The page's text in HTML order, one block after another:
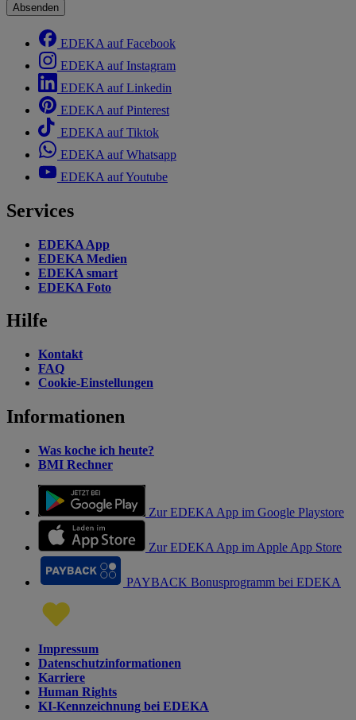
Absenden
EDEKA auf Facebook
EDEKA auf Instagram
EDEKA auf Linkedin
EDEKA auf Pinterest
EDEKA auf Tiktok
EDEKA auf Whatsapp
EDEKA auf Youtube
Services
EDEKA App
EDEKA Medien
EDEKA smart
EDEKA Foto
Hilfe
Kontakt
FAQ
Cookie-Einstellungen
Informationen
Was koche ich heute?
BMI Rechner
Zur EDEKA App im Google Playstore
Zur EDEKA App im Apple App Store
PAYBACK Bonusprogramm bei EDEKA
Impressum
Datenschutzinformationen
Karriere
Human Rights
KI-Kennzeichnung bei EDEKA